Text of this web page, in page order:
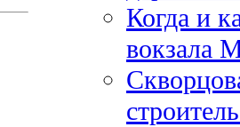
Когда и
вокзала